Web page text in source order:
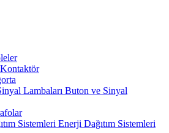
Buton ve Sinyal
Enerji Dağıtım Sistemleri